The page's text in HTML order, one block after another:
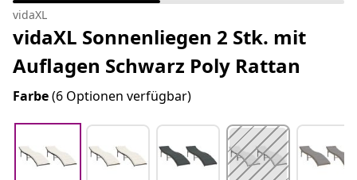
vidaXL
vidaXL Sonnenliegen 2 Stk. mit
Auflagen Schwarz Poly Rattan
Farbe(6 Optionen verfügbar)